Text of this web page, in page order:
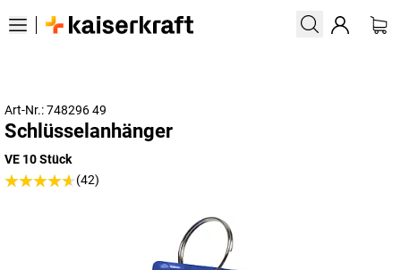
Art-Nr.: 748296 49
Schlüsselanhänger
VE 10 Stück
(42)